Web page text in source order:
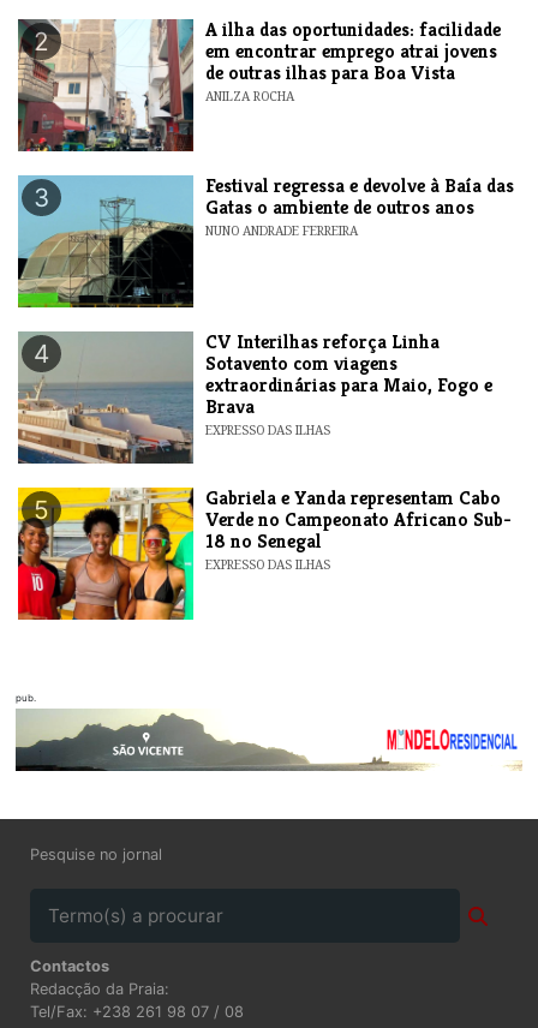
2
A ilha das oportunidades: facilidade
em encontrar emprego atrai jovens
de outras ilhas para Boa Vista
ANILZA ROCHA
3
Festival regressa e devolve à Baía das
Gatas o ambiente de outros anos
NUNO ANDRADE FERREIRA
4
​CV Interilhas reforça Linha
Sotavento com viagens
extraordinárias para Maio, Fogo e
Brava
EXPRESSO DAS ILHAS
5
Gabriela e Yanda representam Cabo
Verde no Campeonato Africano Sub-
18 no Senegal
EXPRESSO DAS ILHAS
pub.
Pesquise no jornal
Contactos
Redacção da Praia:
Tel/Fax: +238 261 98 07 / 08